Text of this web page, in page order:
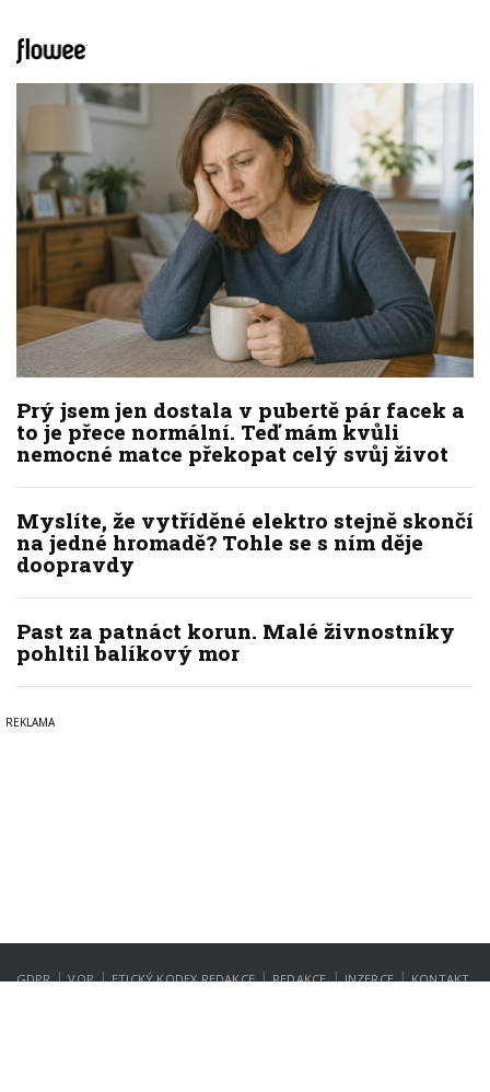
Prý jsem jen dostala v pubertě pár facek a
to je přece normální. Teď mám kvůli
nemocné matce překopat celý svůj život
Myslíte, že vytříděné elektro stejně skončí
na jedné hromadě? Tohle se s ním děje
doopravdy
Past za patnáct korun. Malé živnostníky
pohltil balíkový mor
GDPR | VOP | ETICKÝ KODEX REDAKCE | REDAKCE | INZERCE | KONTAKT